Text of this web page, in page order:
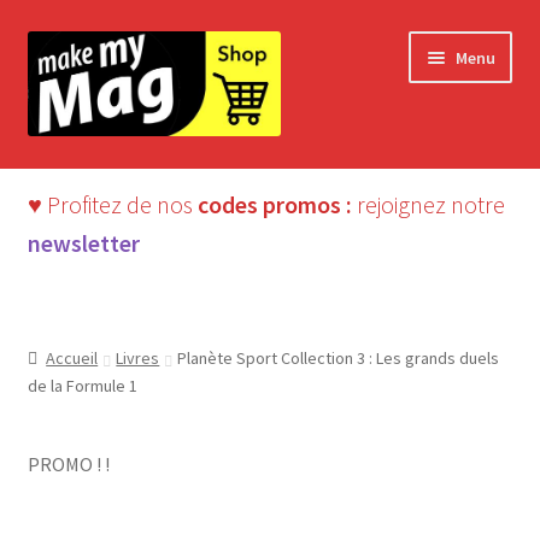
la
navigation
au
contenu
Menu
♥ Profitez de nos codes promos : rejoignez notre
newsletter
Accueil Livres
Planète Sport Collection 3 : Les grands duels
de la Formule 1
PROMO ! !